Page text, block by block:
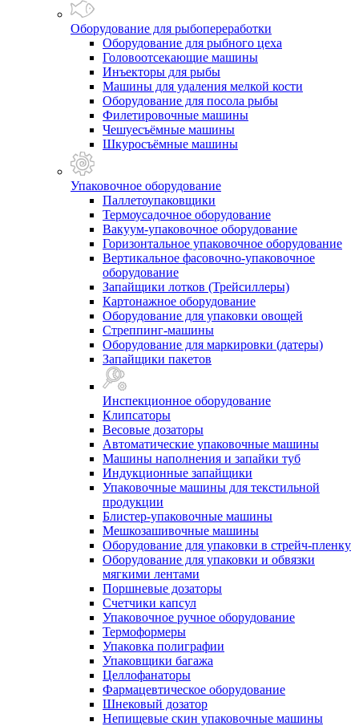
Оборудование для рыбопереработки
Оборудование для рыбного цеха
Головоотсекающие машины
Инъекторы для рыбы
Машины для удаления мелкой кости
Оборудование для посола рыбы
Филетировочные машины
Чешуесъёмные машины
Шкуросъёмные машины
Упаковочное оборудование
Паллетоупаковщики
Термоусадочное оборудование
Вакуум-упаковочное оборудование
Горизонтальное упаковочное оборудование
Вертикальное фасовочно-упаковочное
оборудование
Запайщики лотков (Трейсиллеры)
Картонажное оборудование
Оборудование для упаковки овощей
Стреппинг-машины
Оборудование для маркировки (датеры)
Запайщики пакетов
Инспекционное оборудование
Клипсаторы
Весовые дозаторы
Автоматические упаковочные машины
Машины наполнения и запайки туб
Индукционные запайщики
Упаковочные машины для текстильной
продукции
Блистер-упаковочные машины
Мешкозашивочные машины
Оборудование для упаковки в стрейч-пленку
Оборудование для упаковки и обвязки
мягкими лентами
Поршневые дозаторы
Счетчики капсул
Упаковочное ручное оборудование
Термоформеры
Упаковка полиграфии
Упаковщики багажа
Целлофанаторы
Фармацевтическое оборудование
Шнековый дозатор
Непищевые скин упаковочные машины